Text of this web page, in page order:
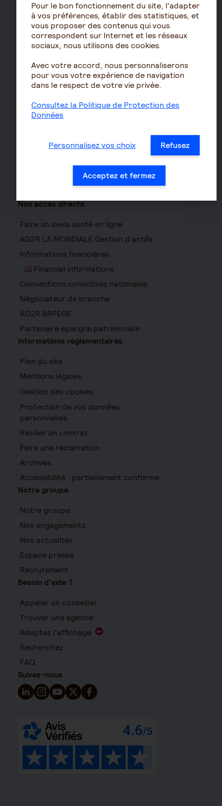
pour les entreprises
Assurances de biens
Assurance auto
Assurance propriétaire
non occupant
Responsabilité civile Pro
Nos accès directs
Faire un devis santé en ligne
AG2R LA MONDIALE Gestion d’actifs
Informations financières
Financial informations
Conventions collectives nationales
Négociateur de branche
AG2R ARPEGE
Partenaire épargne patrimoniale
Informations réglementaires
Plan du site
Mentions légales
Gestion des cookies
Protection de vos données
personnelles
Résilier un contrat
Faire une réclamation
Archives
Accessibilité : partiellement conforme
Notre groupe
Notre groupe
Nos engagements
Nos actualités
Espace presse
Recrutement
Besoin d'aide ?
Appeler un conseiller
Trouver une agence
Adaptez l'affichage
Recherchez
FAQ
Suivez-nous
Suivez-nous sur LinkedIn - Nouvelle fenêtre
Suivez-nous sur Instagram - Nouvelle fenêtre
Suivez-nous sur YouTube - Nouvelle fenêtre
Suivez-nous sur X - Nouvelle fenêtre
Suivez-nous sur Facebook - Nouvelle
Pour le bon fonctionnement du site, l'adapter
à vos préférences, établir des statistiques, et
vous proposer des contenus qui vous
correspondent sur Internet et les réseaux
sociaux, nous utilisons des cookies.
Avec votre accord, nous personnaliserons
pour vous votre expérience de navigation
dans le respect de votre vie privée.
Consultez la Politique de Protection des
Données
Personnalisez vos choix Refusez
Acceptez et fermez